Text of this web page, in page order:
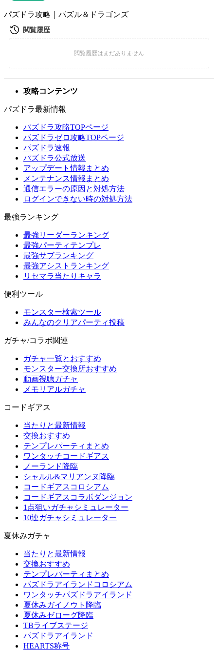
パズドラ攻略｜パズル＆ドラゴンズ
攻略コンテンツ
パズドラ最新情報
パズドラ攻略TOPページ
パズドラゼロ攻略TOPページ
パズドラ速報
パズドラ公式放送
アップデート情報まとめ
メンテナンス情報まとめ
通信エラーの原因と対処方法
ログインできない時の対処方法
最強ランキング
最強リーダーランキング
最強パーティテンプレ
最強サブランキング
最強アシストランキング
リセマラ当たりキャラ
便利ツール
モンスター検索ツール
みんなのクリアパーティ投稿
ガチャ/コラボ関連
ガチャ一覧とおすすめ
モンスター交換所おすすめ
動画視聴ガチャ
メモリアルガチャ
コードギアス
当たりと最新情報
交換おすすめ
テンプレパーティまとめ
ワンタッチコードギアス
ノーランド降臨
シャルル&マリアンヌ降臨
コードギアスコロシアム
コードギアスコラボダンジョン
1点狙いガチャシミュレーター
10連ガチャシミュレーター
夏休みガチャ
当たりと最新情報
交換おすすめ
テンプレパーティまとめ
パズドラアイランドコロシアム
ワンタッチパズドラアイランド
夏休みガイノウト降臨
夏休みゼローグ降臨
TBライブステージ
パズドラアイランド
HEARTS称号